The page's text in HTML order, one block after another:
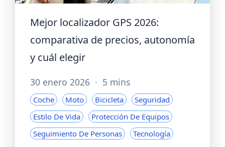
Mejor localizador GPS 2026:
comparativa de precios, autonomía
y cuál elegir
30 enero 2026 · 5 mins
Coche Moto Bicicleta
Seguridad
Estilo De Vida
Protección De Equipos
Seguimiento De Personas
Tecnología